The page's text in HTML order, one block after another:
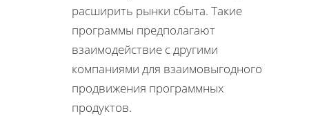
расширить рынки сбыта. Такие
программы предполагают
взаимодействие с другими
компаниями для взаимовыгодного
продвижения программных
продуктов.